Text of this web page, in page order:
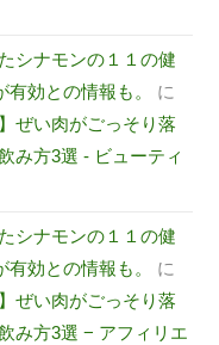
シナモンの１１の健
効との情報も。
に
ぜい肉がごっそり落
み方3選 - ビューティ
シナモンの１１の健
効との情報も。
に
ぜい肉がごっそり落
み方3選 − アフィリエ